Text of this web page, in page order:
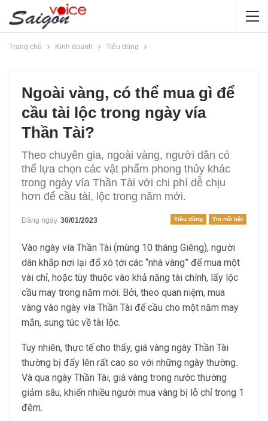
Trang chủ Kinh doanh Tiêu dùng
Ngoài vàng, có thể mua gì để
cầu tài lộc trong ngày vía
Thần Tài?
Theo chuyên gia, ngoài vàng, người dân có
thể lựa chọn các vật phẩm phong thủy khác
trong ngày vía Thần Tài với chi phí dễ chịu
hơn để cầu tài, lộc trong năm mới.
Tiêu dùng Tin nổi bật
Đăng ngày 30/01/2023
Vào ngày vía Thần Tài (mùng 10 tháng Giêng), người
dân khắp nơi lại đổ xô tới các “nhà vàng” để mua một
vài chỉ, hoặc tùy thuộc vào khả năng tài chính, lấy lộc
cầu may trong năm mới. Bởi, theo quan niệm, mua
vàng vào ngày vía Thần Tài để cầu cho một năm may
mắn, sung túc về tài lộc.
Tuy nhiên, thực tế cho thấy, giá vàng ngày Thần Tài
thường bị đẩy lên rất cao so với những ngày thường.
Và qua ngày Thần Tài, giá vàng trong nước thường
giảm sâu, khiến nhiều người mua vàng bị lỗ chỉ trong 1
đêm.